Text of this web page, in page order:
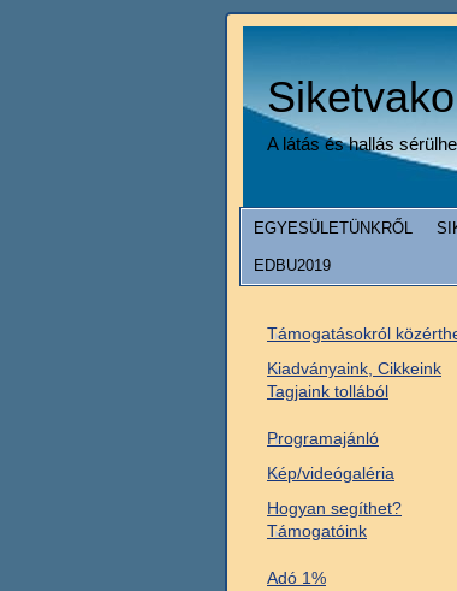
A látás és hallás
EGYESÜLETÜNKRŐL
EDBU2019
Támogatásokról
Kiadványaink, Cikkeink
Tagjaink tollából
Programajánló
Kép/videógaléria
Hogyan segíthet?
Támogatóink
Adó 1%